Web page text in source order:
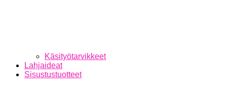
Käsityötarvikkeet
Lahjaideat
Sisustustuotteet